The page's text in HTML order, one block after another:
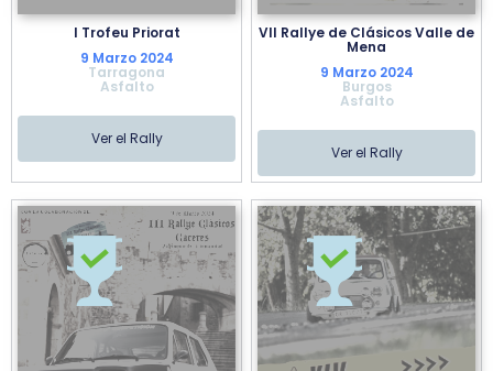
I Trofeu Priorat
9 Marzo 2024
Tarragona
Asfalto
Ver el Rally
VII Rallye de Clásicos Valle de
Mena
9 Marzo 2024
Burgos
Asfalto
Ver el Rally